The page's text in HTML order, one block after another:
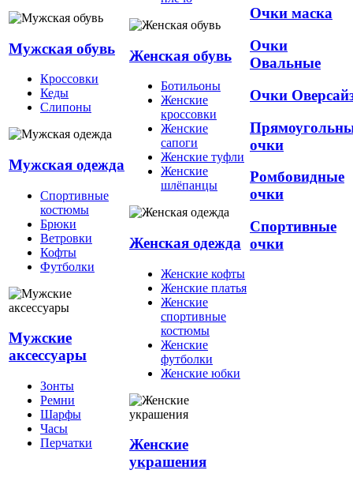
Мужская обувь
Кроссовки
Кеды
Слипоны
Мужская одежда
Спортивные
костюмы
Брюки
Ветровки
Кофты
Футболки
Мужские
аксессуары
Зонты
Ремни
Шарфы
Часы
Перчатки
Женская обувь
Ботильоны
Женские
кроссовки
Женские
сапоги
Женские туфли
Женские
шлёпанцы
Женская одежда
Женские кофты
Женские платья
Женские
спортивные
костюмы
Женские
футболки
Женские юбки
Женские
украшения
Очки маска
Очки
Овальные
Очки
очки
Ромбовидные
очки
Спортивные
очки